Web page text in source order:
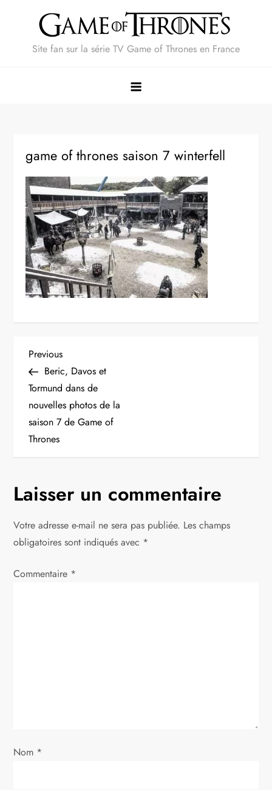
Site fan sur la série TV Game of Thrones en France
game of thrones saison 7 winterfell
N
a
v
i
a
t
a
Previous
Post
Previous
Beric, Davos et
Tormund dans de
nouvelles photos de la
saison 7 de Game of
Thrones
Laisser un commentaire
Votre adresse e-mail ne sera pas publiée. Les champs
obligatoires sont indiqués avec *
Commentaire *
Nom *